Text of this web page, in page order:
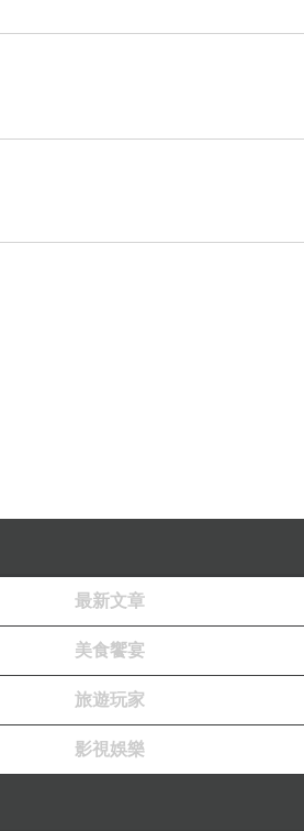
最新文章
美食饗宴
旅遊玩家
影視娛樂